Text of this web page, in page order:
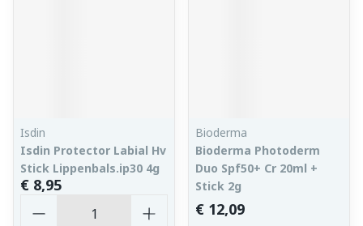
Isdin
Isdin Protector Labial Hv
Stick Lippenbals.ip30 4g
€ 8,95
Bioderma
Bioderma Photoderm
Duo Spf50+ Cr 20ml +
Stick 2g
€ 12,09